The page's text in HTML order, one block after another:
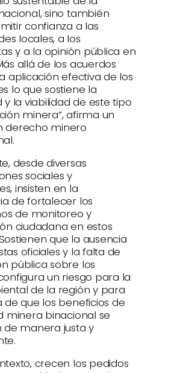
sino también
confianza a las
locales, a los
y a la opinión pública en
allá de los acuerdos
aplicación efectiva de los
lo que sostiene la
y la viabilidad de este tipo
minera”, afirma un
derecho minero
desde diversas
sociales y
insisten en la
de fortalecer los
de monitoreo y
ciudadana en estos
que la ausencia
oficiales y la falta de
pública sobre los
un riesgo para la
de la región y para
de que los beneficios de
minera binacional se
de manera justa y
crecen los pedidos